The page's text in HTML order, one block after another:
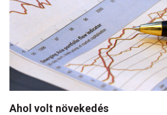
Ahol volt növekedés